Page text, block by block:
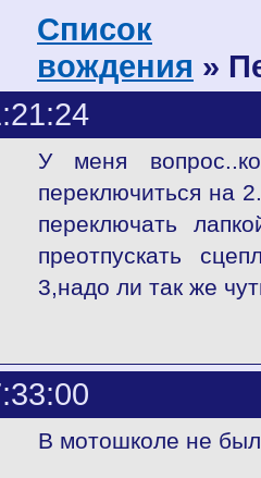
Список
вождения »
У меня
переключиться на
переключать
преотпускать
3,надо ли так же
В мотошколе не